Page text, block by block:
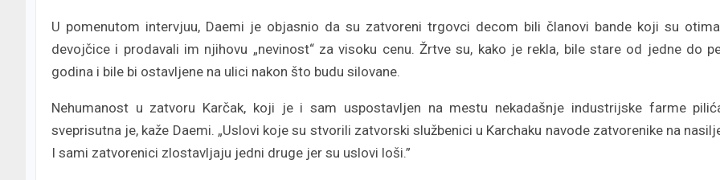
U pomenutom intervjuu, Daemi je objasnio da su zatvoreni trgovci decom bili članovi bande koji su
devojčice i prodavali im njihovu „nevinost“ za visoku cenu. Žrtve su, kako je rekla, bile stare od jedne do
godina i bile bi ostavljene na ulici nakon što budu silovane.
Nehumanost u zatvoru Karčak, koji je i sam uspostavljen na mestu nekadašnje industrijske farme
sveprisutna je, kaže Daemi. „Uslovi koje su stvorili zatvorski službenici u Karchaku navode zatvorenike na
I sami zatvorenici zlostavljaju jedni druge jer su uslovi loši.”